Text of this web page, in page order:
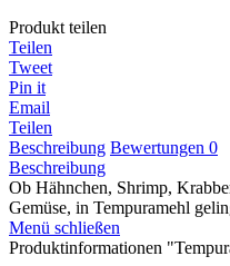
Produkt teilen
Teilen
Tweet
Pin it
Email
Teilen
Beschreibung Bewertungen 0
Beschreibung
Ob Hähnchen, Shrimp,
Gemüse, in Tempuramehl
Menü schließen
Produktinformationen